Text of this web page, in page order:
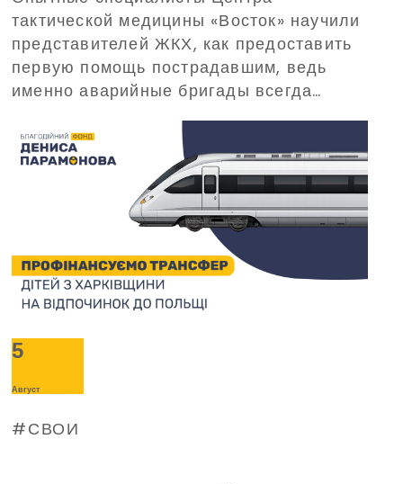
организованный
Благотворительным фондом
Дениса Парамонова
тактической медицины «Восток» научили
представителей ЖКХ, как предоставить
первую помощь пострадавшим, ведь
именно аварийные бригады всегда
в критических ситуациях.
5
Август
СВОИ